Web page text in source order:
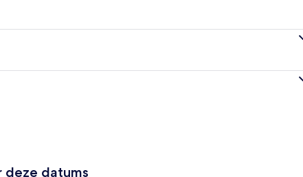
deze datums